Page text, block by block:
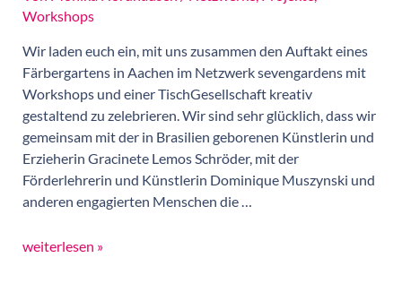
Workshops
Wir laden euch ein, mit uns zusammen den Auftakt eines
Färbergartens in Aachen im Netzwerk sevengardens mit
Workshops und einer TischGesellschaft kreativ
gestaltend zu zelebrieren. Wir sind sehr glücklich, dass wir
gemeinsam mit der in Brasilien geborenen Künstlerin und
Erzieherin Gracinete Lemos Schröder, mit der
Förderlehrerin und Künstlerin Dominique Muszynski und
anderen engagierten Menschen die …
weiterlesen »